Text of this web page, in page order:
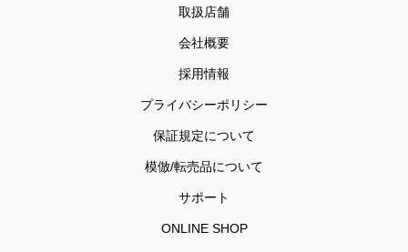
取扱店舗
会社概要
採用情報
プライバシーポリシー
保証規定について
模倣/転売品について
サポート
ONLINE SHOP